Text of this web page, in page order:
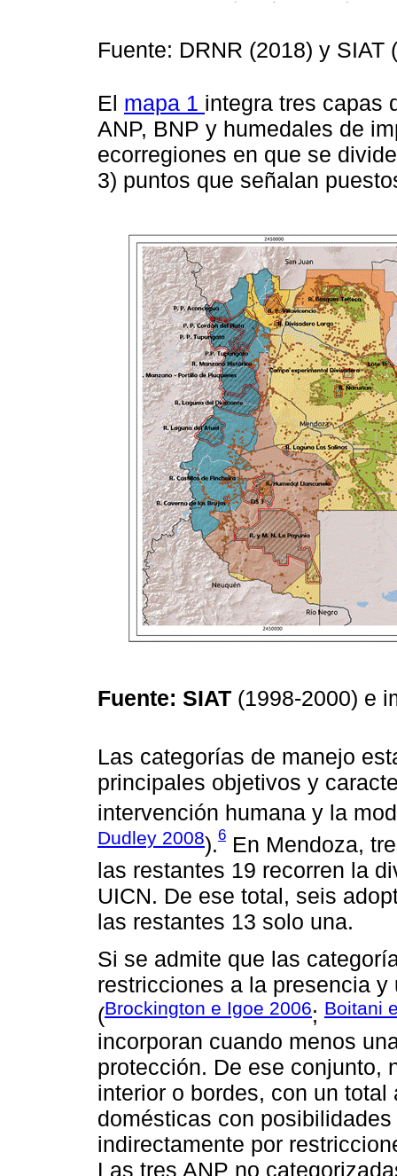
Fuente: DRNR (2018) y SIAT
El mapa 1 integra tres capas
ANP, BNP y humedales de
ecorregiones en que se
3) puntos que señalan
Fuente: SIAT (1998-2000) e
Las categorías de manejo
principales objetivos y
intervención humana y la
Dudley 2008).6 En Mendoza,
las restantes 19 recorren la
UICN. De ese total, seis
las restantes 13 solo una.
Si se admite que las
restricciones a la presencia
(Brockington e Igoe 2006; Boitani
incorporan cuando menos
protección. De ese conjunto,
interior o bordes, con un
domésticas con
indirectamente por
Las tres ANP no